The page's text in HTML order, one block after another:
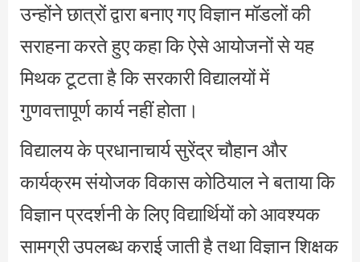
उन्होंने छात्रों द्वारा बनाए गए विज्ञान मॉडलों की
सराहना करते हुए कहा कि ऐसे आयोजनों से यह
मिथक टूटता है कि सरकारी विद्यालयों में
गुणवत्तापूर्ण कार्य नहीं होता।
विद्यालय के प्रधानाचार्य सुरेंद्र चौहान और
कार्यक्रम संयोजक विकास कोठियाल ने बताया कि
विज्ञान प्रदर्शनी के लिए विद्यार्थियों को आवश्यक
सामग्री उपलब्ध कराई जाती है तथा विज्ञान शिक्षक